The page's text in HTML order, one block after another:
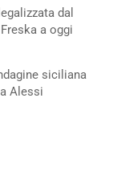
dal
a oggi
siciliana
Alessi